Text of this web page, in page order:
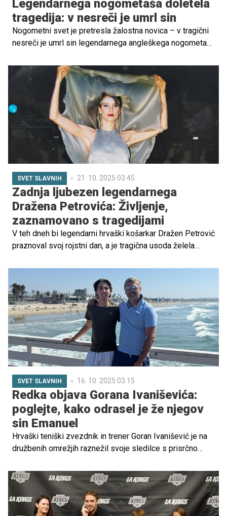
Legendarnega nogometaša doletela
tragedija: v nesreči je umrl sin
Nogometni svet je pretresla žalostna novica – v tragični
nesreči je umrl sin legendarnega angleškega nogometaša
nesreči s traktorjem.
SVET SLAVNIH 21. 10. 2025 03.45
Zadnja ljubezen legendarnega
Dražena Petrovića: Življenje,
zaznamovano s tragedijami
V teh dneh bi legendarni hrvaški košarkar Dražen Petrović
praznoval svoj rojstni dan, a je tragična usoda želela
avtocesti, je sedelo tudi njegovo dekle Klara Szalantzy –
ženska, ki jo mnogi opisujejo kot Draženovo največjo
ljubezen, a tudi tista, ki ga je nehote popeljala v smrt.
SVET SLAVNIH 16. 10. 2025 03.15
Redka objava Gorana Ivaniševića:
poglejte, kako odrasel je že njegov
sin Emanuel
Hrvaški teniški zvezdnik in trener Goran Ivanišević je na
družbenih omrežjih raznežil svoje sledilce s prisrčno
namreč pred pomembno odločitvijo – izbiro univerze, na
kateri bo nadaljeval šolanje in začel novo življenjsko
poglavje.